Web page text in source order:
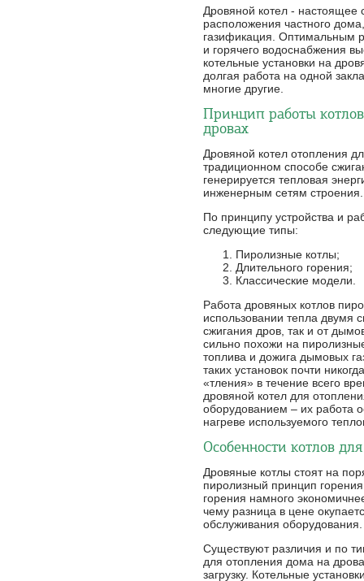
Дровяной котел - настоящее
расположения частного
газификация. Оптимальным
и горячего водоснабжения
котельные установки на
долгая работа на одной
многие другие.
Принцип работы
дровах
Дровяной котел отопления
традиционном способе
генерируется тепловая
инженерным сетям строения.
По принципу устройства и
следующие типы:
Пиролизные котлы;
Длительного горения;
Классические модели.
Работа дровяных котлов
использовании тепла двумя
сжигания дров, так и от
сильно похожи на
топлива и дожига дымовых
таких установок почти
«тления» в течение всего
дровяной котел для
оборудованием – их работа
нагреве используемого
Особенности котлов
Дровяные котлы стоят на
пиролизный принцип
горения намного
чему разница в цене
обслуживания оборудования.
Существуют различия и по
для отопления дома на
загрузку. Котельные